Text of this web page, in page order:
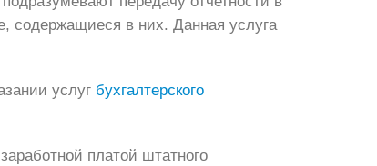
содержащиеся в них. Данная услуга
услуг бухгалтерского
платой штатного